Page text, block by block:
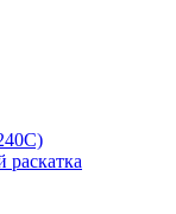
раскатка